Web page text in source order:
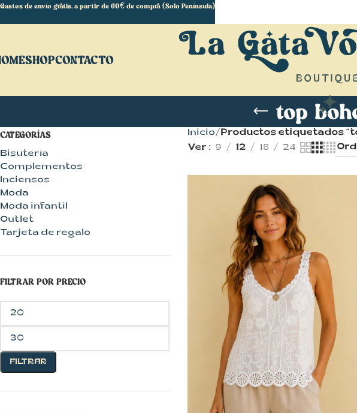
SHOPCONTACTO
top
CATEGORÍAS
Bisutería
Complementos
Inciensos
Moda
Moda infantil
Outlet
Tarjeta de regalo
FILTRAR POR PRECIO
FILTRAR
Inicio
Productos etiquetados
Ver
9 12 18 24
Gastos de envío gratis, a partir de 60€ de compra (Solo Península)